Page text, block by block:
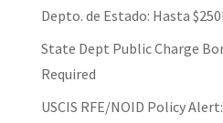
Depto. de Estado: Hasta
State Dept Public Charge
Required
USCIS RFE/NOID Policy